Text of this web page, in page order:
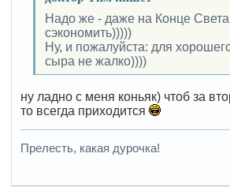
Надо же - даже на Конце
сэкономить)))))
Ну, и пожалуйста: для
сыра не жалко))))
ну ладно с меня коньяк) чтоб за
то всегда приходится
Прелесть, какая дурочка!